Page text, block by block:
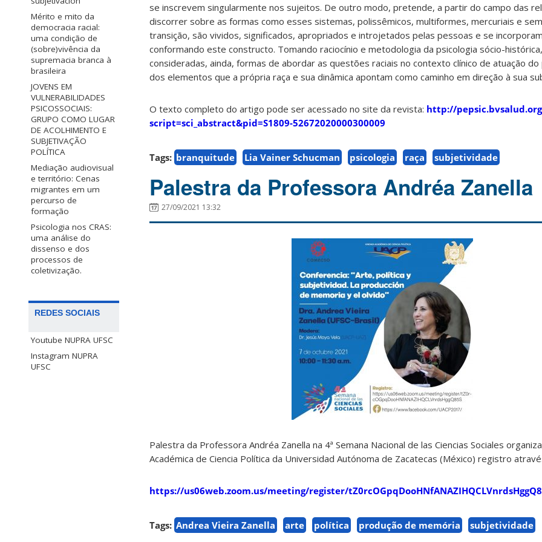
Mérito e mito da
democracia racial:
uma condição de
(sobre)vivência da
supremacia branca à
brasileira
JOVENS EM
VULNERABILIDADES
PSICOSSOCIAIS:
GRUPO COMO LUGAR
DE ACOLHIMENTO E
SUBJETIVAÇÃO
POLÍTICA
Mediação audiovisual
e território: Cenas
migrantes em um
percurso de
formação
Psicologia nos CRAS:
uma análise do
dissenso e dos
processos de
coletivização.
REDES SOCIAIS
Youtube NUPRA UFSC
Instagram NUPRA
UFSC
se inscrevem singularmente nos sujeitos. De outro modo, pretende, a partir do campo das
discorrer sobre as formas como esses sistemas, polissêmicos, multiformes, mercuriais e
transição, são vividos, significados, apropriados e introjetados pelas pessoas e se
conformando este constructo. Tomando raciocínio e metodologia da psicologia sócio-
consideradas, ainda, formas de abordar as questões raciais no contexto clínico de atuação
dos elementos que a própria raça e sua dinâmica apontam como caminho em direção à sua
O texto completo do artigo pode ser acessado no site da revista: http://
script=sci_abstract&pid=S1809-52672020000300009
Tags: branquitude Lia Vainer Schucman psicologia raça subjetividade
Palestra da Professora Andréa Zanella
27/09/2021 13:32
Palestra da Professora Andréa Zanella na 4ª Semana Nacional de las Ciencias Sociales
Académica de Ciencia Política da Universidad Autónoma de Zacatecas (México) registro
https://us06web.zoom.us/meeting/register/
Tags: Andrea Vieira Zanella arte política produção de memória subjetividade